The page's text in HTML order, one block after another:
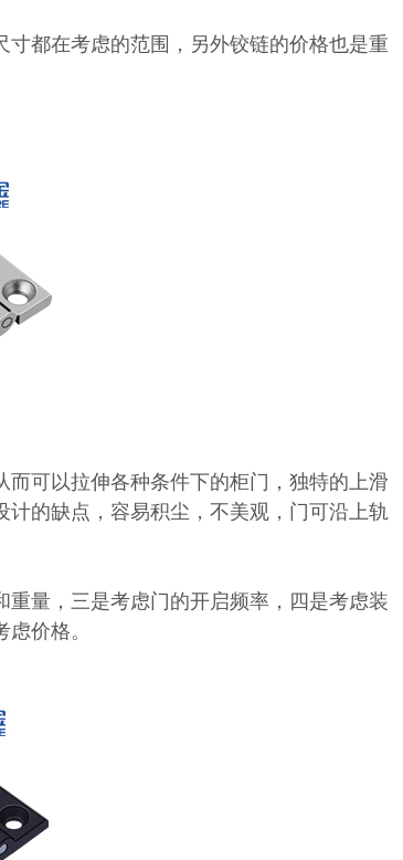
都在考虑的范围，另外铰链的价格也是重
可以拉伸各种条件下的柜门，独特的上滑
的缺点，容易积尘，不美观，门可沿上轨
量，三是考虑门的开启频率，四是考虑装
价格。